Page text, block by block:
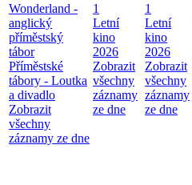
Wonderland -
anglický
příměstský
tábor
Příměstské
tábory - Loutka
a divadlo
Zobrazit
všechny
záznamy ze dne
1
Letní
kino
2026
Zobrazit
všechny
záznamy
ze dne
1
Letní
kino
2026
Zobrazit
všechny
záznamy
ze dne